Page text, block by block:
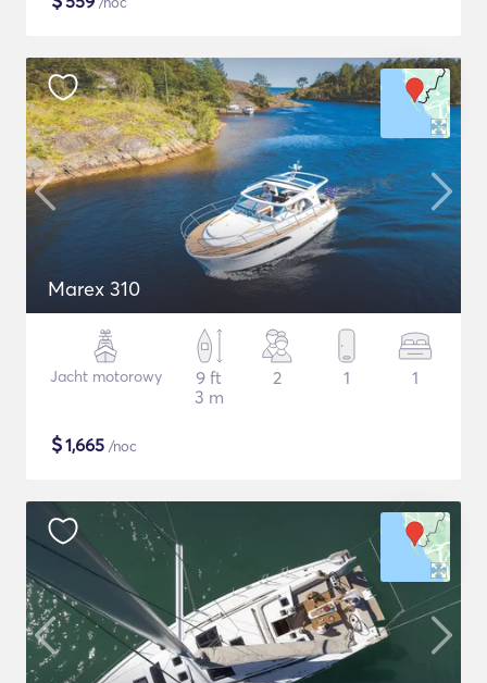
Marex 310
Jacht motorowy
9 ft
3 m
2 1 1
$1,665 /noc